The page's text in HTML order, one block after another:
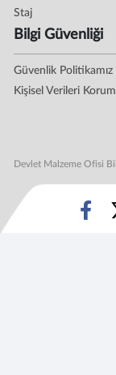
Staj
Bilgi Güvenliği
Güvenlik Politikamız
Kişisel Verileri
Devlet Malzeme Ofisi